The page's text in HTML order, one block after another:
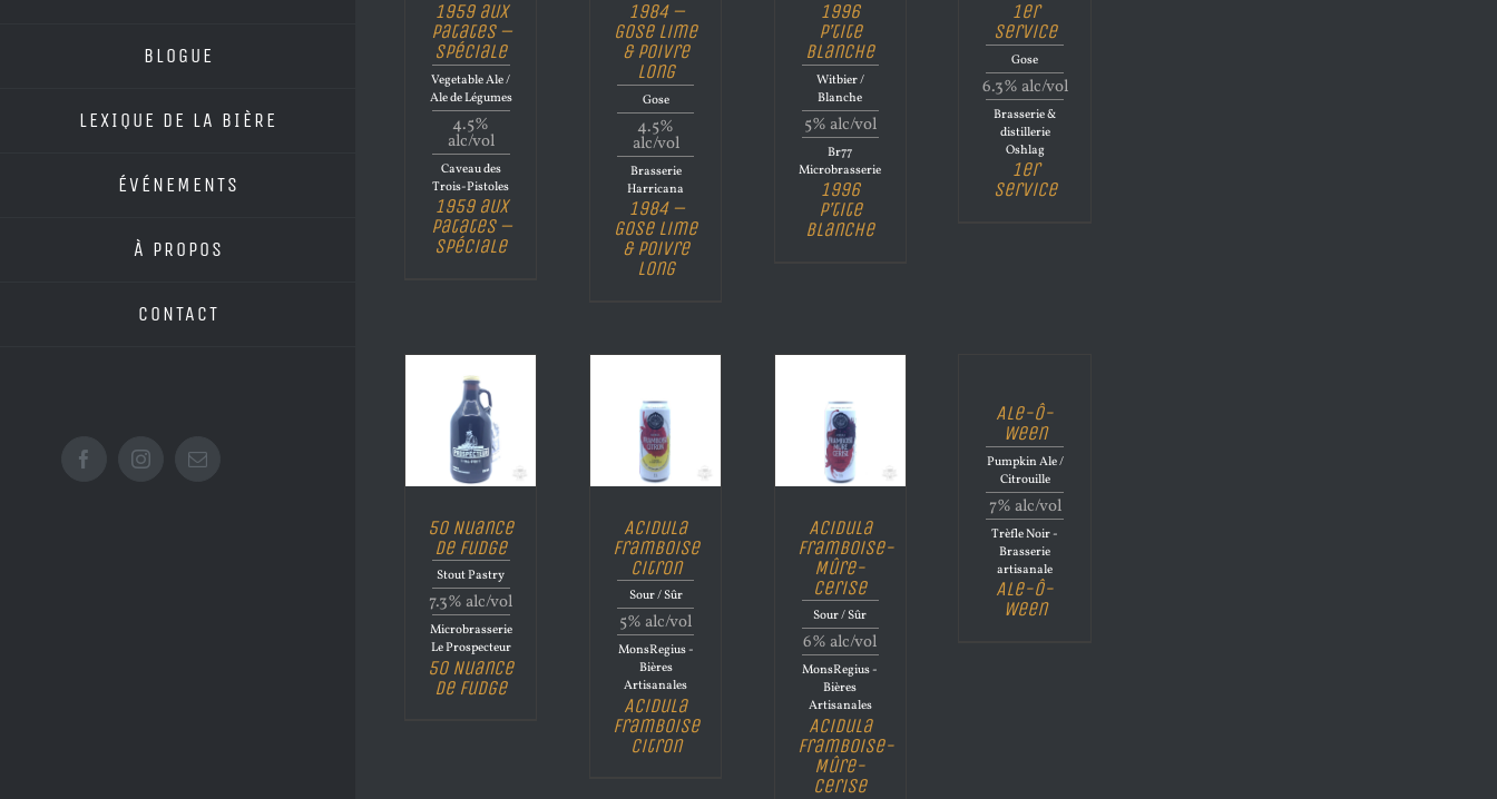
BLOGUE
LEXIQUE DE LA BIÈRE
ÉVÉNEMENTS
À PROPOS
CONTACT
FacebookInstagramEmail
1959 aux
Patates –
Spéciale
Vegetable Ale /
Ale de Légumes
4.5%
alc/vol
Caveau des
Trois-Pistoles
1959 aux
Patates –
Spéciale
1984 –
Gose Lime
& Poivre
Long
Gose
4.5%
alc/vol
Brasserie
Harricana
1984 –
Gose Lime
& Poivre
Long
1996
P’tite
Blanche
Witbier /
Blanche
5% alc/vol
Br77
Microbrasserie
1996
P’tite
Blanche
1er
Service
Gose
6.3% alc/vol
Brasserie &
distillerie
Oshlag
1er
Service
50 Nuance
de Fudge
Stout Pastry
7.3% alc/vol
Microbrasserie
Le Prospecteur
50 Nuance
de Fudge
Acidula
Framboise
Citron
Sour / Sûr
5% alc/vol
MonsRegius -
Bières
Artisanales
Acidula
Framboise
Citron
Acidula
Framboise-
Mûre-
Cerise
Sour / Sûr
6% alc/vol
MonsRegius -
Bières
Artisanales
Acidula
Framboise-
Mûre-
Cerise
Ale-Ô-
Ween
Pumpkin Ale /
Citrouille
7% alc/vol
Trèfle Noir -
Brasserie
artisanale
Ale-Ô-
Ween